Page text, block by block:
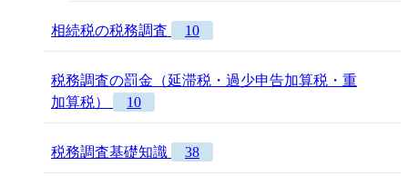
相続税の税務調査 10
税務調査の罰金（延滞税・過少申告加算税・重
加算税）
10
税務調査基礎知識 38